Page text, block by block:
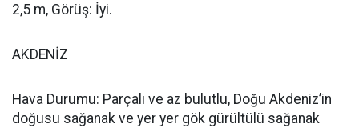
2,5 m, Görüş: İyi.
AKDENİZ
Hava Durumu: Parçalı ve az bulutlu, Doğu Akdeniz’in
doğusu sağanak ve yer yer gök gürültülü sağanak